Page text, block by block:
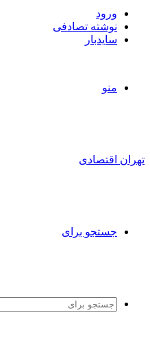
ورود
نوشته تصادفی
سایدبار
منو
تهران اقتصادی
جستجو برای